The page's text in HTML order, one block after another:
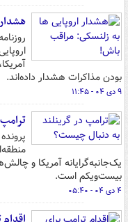
بودن مذاکرات هشدار داده‌اند.
۹ دی ۰۴ - ۱۱:۴۵
یک‌جانبه‌گرایانه آمریکا و
بیست‌ویکم است.
۴ دی ۰۴ - ۰۵:۴۰